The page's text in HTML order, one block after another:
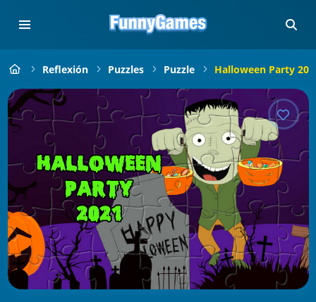
Reflexión Puzzles Puzzle Halloween Party